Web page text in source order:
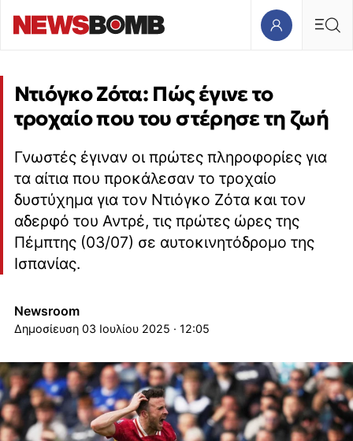
Ντιόγκο Ζότα: Πώς έγινε το
τροχαίο που του στέρησε τη ζωή
Γνωστές έγιναν οι πρώτες πληροφορίες για
τα αίτια που προκάλεσαν το τροχαίο
δυστύχημα για τον Ντιόγκο Ζότα και τον
αδερφό του Αντρέ, τις πρώτες ώρες της
Πέμπτης (03/07) σε αυτοκινητόδρομο της
Ισπανίας.
Newsroom
03 Ιουλίου 2025 · 12:05